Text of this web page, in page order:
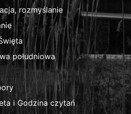
rozmyślanie
południowa
i Godzina czytań